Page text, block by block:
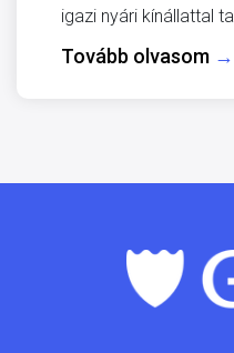
igazi nyári kínállattal
Tovább olvasom →